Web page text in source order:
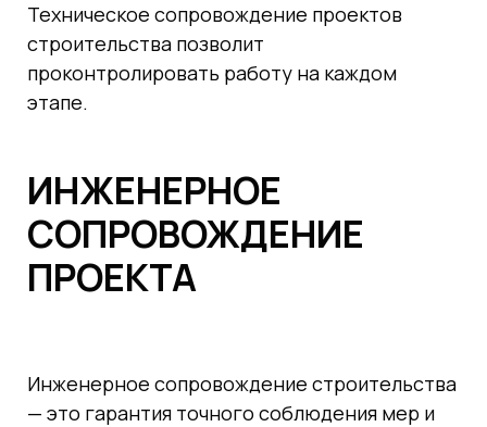
Техническое сопровождение проектов
строительства позволит
проконтролировать работу на каждом
этапе.
ИНЖЕНЕРНОЕ
СОПРОВОЖДЕНИЕ
ПРОЕКТА
Инженерное сопровождение строительства
— это гарантия точного соблюдения мер и